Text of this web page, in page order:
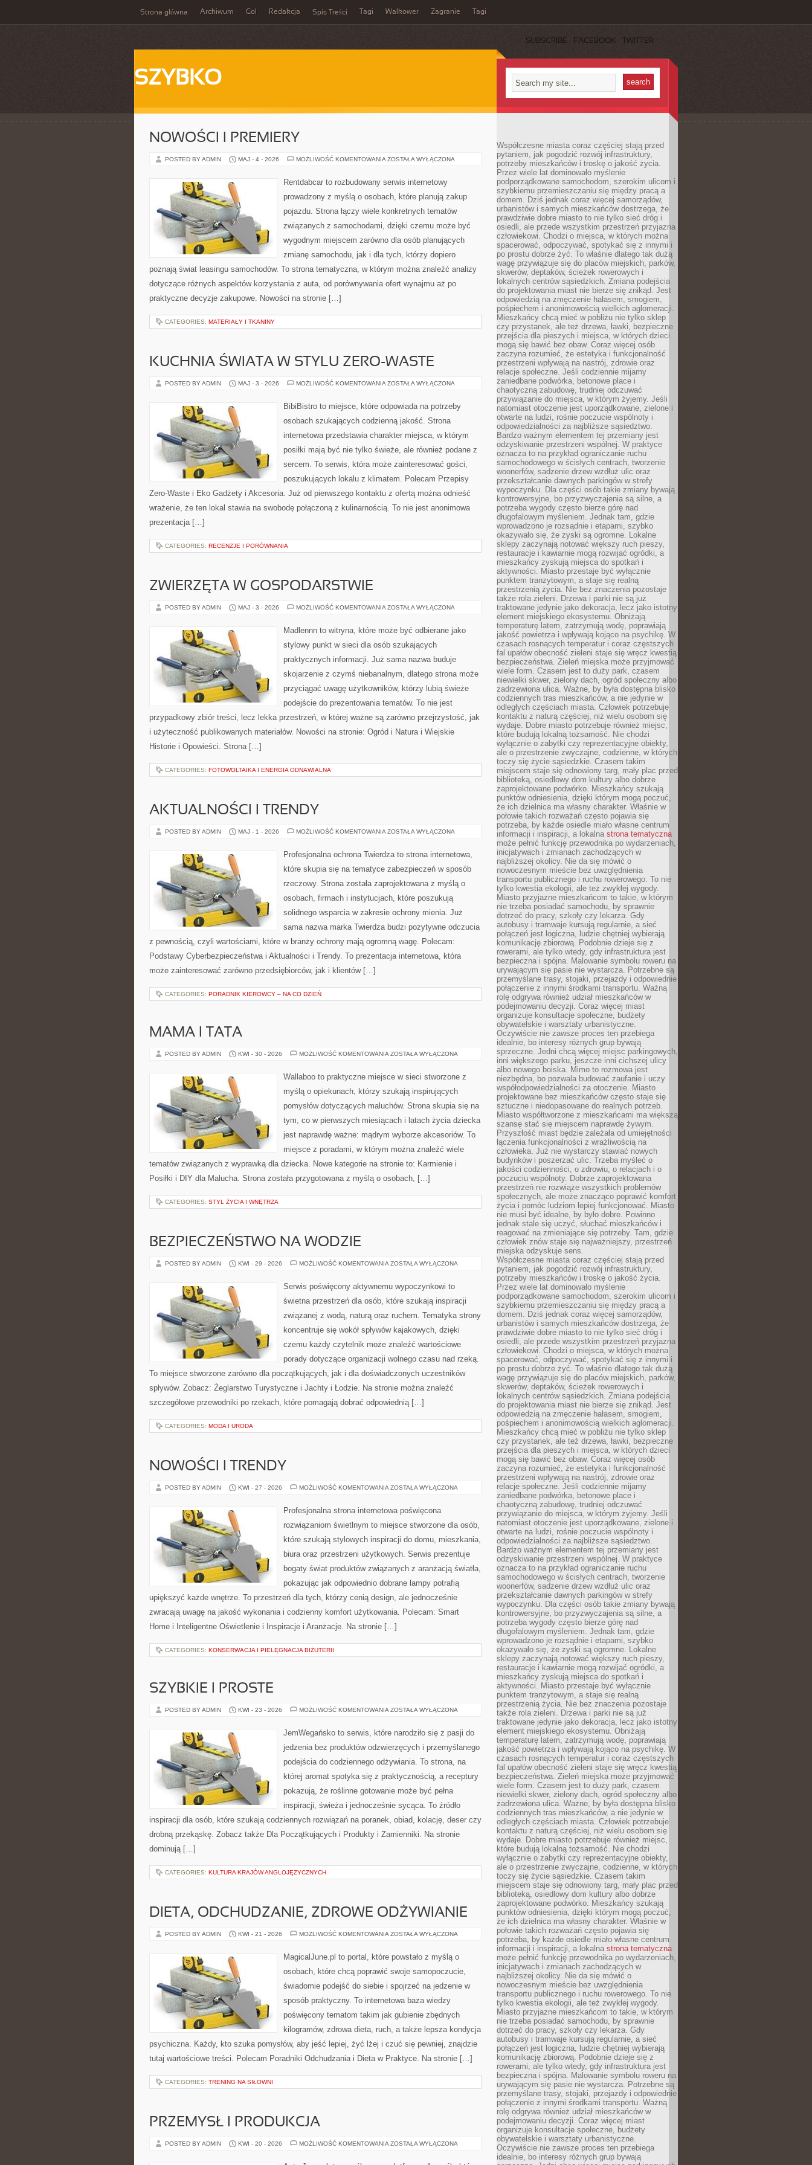
Strona główna Archiwum Gol Redakcja Spis Treści Tagi Walkower Zagranie Tagi
SUBSCRIBE FACEBOOK TWITTER
SZYBKO
NOWOŚCI I PREMIERY
POSTED BY ADMIN MAJ - 4 - 2026 MOŻLIWOŚĆ KOMENTOWANIA NOWOŚCI
ZOSTAŁA WYŁĄCZONA
Rentdabcar to rozbudowany serwis internetowy
prowadzony z myślą o osobach, które planują zakup
pojazdu. Strona łączy wiele konkretnych tematów
związanych z samochodami, dzięki czemu może być
wygodnym miejscem zarówno dla osób planujących
zmianę samochodu, jak i dla tych, którzy dopiero
poznają świat leasingu samochodów. To strona tematyczna, w którym można znaleźć analizy
dotyczące różnych aspektów korzystania z auta, od porównywania ofert wynajmu aż po
praktyczne decyzje zakupowe. Nowości na stronie […]
CATEGORIES: MATERIAŁY I TKANINY
KUCHNIA ŚWIATA W STYLU ZERO-WASTE
POSTED BY ADMIN MAJ - 3 - 2026 MOŻLIWOŚĆ KOMENTOWANIA KUCHNIA
STYLU
ZERO-
ZOSTAŁA WYŁĄCZONA
BibiBistro to miejsce, które odpowiada na potrzeby
osobach szukających codzienną jakość. Strona
internetowa przedstawia charakter miejsca, w którym
posiłki mają być nie tylko świeże, ale również podane z
sercem. To serwis, która może zainteresować gości,
poszukujących lokalu z klimatem. Polecam Przepisy
Zero-Waste i Eko Gadżety i Akcesoria. Już od pierwszego kontaktu z ofertą można odnieść
wrażenie, że ten lokal stawia na swobodę połączoną z kulinarnością. To nie jest anonimowa
prezentacja […]
CATEGORIES: RECENZJE I PORÓWNANIA
ZWIERZĘTA W GOSPODARSTWIE
POSTED BY ADMIN MAJ - 3 - 2026 MOŻLIWOŚĆ KOMENTOWANIA ZWIERZĘTA
ZOSTAŁA WYŁĄCZONA
Madlennn to witryna, które może być odbierane jako
stylowy punkt w sieci dla osób szukających
praktycznych informacji. Już sama nazwa buduje
skojarzenie z czymś niebanalnym, dlatego strona może
przyciągać uwagę użytkowników, którzy lubią świeże
podejście do prezentowania tematów. To nie jest
przypadkowy zbiór treści, lecz lekka przestrzeń, w której ważne są zarówno przejrzystość, jak
i użyteczność publikowanych materiałów. Nowości na stronie: Ogród i Natura i Wiejskie
Historie i Opowieści. Strona […]
CATEGORIES: FOTOWOLTAIKA I ENERGIA ODNAWIALNA
AKTUALNOŚCI I TRENDY
POSTED BY ADMIN MAJ - 1 - 2026 MOŻLIWOŚĆ KOMENTOWANIA AKTUALNOŚCI
ZOSTAŁA WYŁĄCZONA
Profesjonalna ochrona Twierdza to strona internetowa,
które skupia się na tematyce zabezpieczeń w sposób
rzeczowy. Strona została zaprojektowana z myślą o
osobach, firmach i instytucjach, które poszukują
solidnego wsparcia w zakresie ochrony mienia. Już
sama nazwa marka Twierdza budzi pozytywne odczucia
z pewnością, czyli wartościami, które w branży ochrony mają ogromną wagę. Polecam:
Podstawy Cyberbezpieczeństwa i Aktualności i Trendy. To prezentacja internetowa, która
może zainteresować zarówno przedsiębiorców, jak i klientów […]
CATEGORIES: PORADNIK KIEROWCY – NA CO DZIEŃ
MAMA I TATA
POSTED BY ADMIN KWI - 30 - 2026 MOŻLIWOŚĆ KOMENTOWANIA MAMA
ZOSTAŁA WYŁĄCZONA
Wallaboo to praktyczne miejsce w sieci stworzone z
myślą o opiekunach, którzy szukają inspirujących
pomysłów dotyczących maluchów. Strona skupia się na
tym, co w pierwszych miesiącach i latach życia dziecka
jest naprawdę ważne: mądrym wyborze akcesoriów. To
miejsce z poradami, w którym można znaleźć wiele
tematów związanych z wyprawką dla dziecka. Nowe kategorie na stronie to: Karmienie i
Posiłki i DIY dla Malucha. Strona została przygotowana z myślą o osobach, […]
CATEGORIES: STYL ŻYCIA I WNĘTRZA
BEZPIECZEŃSTWO NA WODZIE
POSTED BY ADMIN KWI - 29 - 2026 MOŻLIWOŚĆ KOMENTOWANIA BEZPIECZEŃSTWO
ZOSTAŁA WYŁĄCZONA
Serwis poświęcony aktywnemu wypoczynkowi to
świetna przestrzeń dla osób, które szukają inspiracji
związanej z wodą, naturą oraz ruchem. Tematyka strony
koncentruje się wokół spływów kajakowych, dzięki
czemu każdy czytelnik może znaleźć wartościowe
porady dotyczące organizacji wolnego czasu nad rzeką.
To miejsce stworzone zarówno dla początkujących, jak i dla doświadczonych uczestników
spływów. Zobacz: Żeglarstwo Turystyczne i Jachty i Łodzie. Na stronie można znaleźć
szczegółowe przewodniki po rzekach, które pomagają dobrać odpowiednią […]
CATEGORIES: MODA I URODA
NOWOŚCI I TRENDY
POSTED BY ADMIN KWI - 27 - 2026 MOŻLIWOŚĆ KOMENTOWANIA NOWOŚCI
ZOSTAŁA WYŁĄCZONA
Profesjonalna strona internetowa poświęcona
rozwiązaniom świetlnym to miejsce stworzone dla osób,
które szukają stylowych inspiracji do domu, mieszkania,
biura oraz przestrzeni użytkowych. Serwis prezentuje
bogaty świat produktów związanych z aranżacją światła,
pokazując jak odpowiednio dobrane lampy potrafią
upiększyć każde wnętrze. To przestrzeń dla tych, którzy cenią design, ale jednocześnie
zwracają uwagę na jakość wykonania i codzienny komfort użytkowania. Polecam: Smart
Home i Inteligentne Oświetlenie i Inspiracje i Aranżacje. Na stronie […]
CATEGORIES: KONSERWACJA I PIELĘGNACJA BIŻUTERII
SZYBKIE I PROSTE
POSTED BY ADMIN KWI - 23 - 2026 MOŻLIWOŚĆ KOMENTOWANIA SZYBKIE
ZOSTAŁA WYŁĄCZONA
JemWegańsko to serwis, które narodziło się z pasji do
jedzenia bez produktów odzwierzęcych i przemyślanego
podejścia do codziennego odżywiania. To strona, na
której aromat spotyka się z praktycznością, a receptury
pokazują, że roślinne gotowanie może być pełna
inspiracji, świeża i jednocześnie sycąca. To źródło
inspiracji dla osób, które szukają codziennych rozwiązań na poranek, obiad, kolację, deser czy
drobną przekąskę. Zobacz także Dla Początkujących i Produkty i Zamienniki. Na stronie
dominują […]
CATEGORIES: KULTURA KRAJÓW ANGLOJĘZYCZNYCH
DIETA, ODCHUDZANIE, ZDROWE ODŻYWIANIE
POSTED BY ADMIN KWI - 21 - 2026 MOŻLIWOŚĆ KOMENTOWANIA DIETA,
ODŻYWIANIE
ZOSTAŁA WYŁĄCZONA
MagicalJune.pl to portal, które powstało z myślą o
osobach, które chcą poprawić swoje samopoczucie,
świadomie podejść do siebie i spojrzeć na jedzenie w
sposób praktyczny. To internetowa baza wiedzy
poświęcony tematom takim jak gubienie zbędnych
kilogramów, zdrowa dieta, ruch, a także lepsza kondycja
psychiczna. Każdy, kto szuka pomysłów, aby jeść lepiej, żyć lżej i czuć się pewniej, znajdzie
tutaj wartościowe treści. Polecam Poradniki Odchudzania i Dieta w Praktyce. Na stronie […]
CATEGORIES: TRENING NA SIŁOWNI
PRZEMYSŁ I PRODUKCJA
POSTED BY ADMIN KWI - 20 - 2026 MOŻLIWOŚĆ KOMENTOWANIA PRZEMYSŁ
ZOSTAŁA WYŁĄCZONA
Współczesne miasta coraz częściej stają przed
pytaniem, jak pogodzić rozwój infrastruktury,
potrzeby mieszkańców i troskę o jakość życia.
Przez wiele lat dominowało myślenie
podporządkowane samochodom, szerokim ulicom i
szybkiemu przemieszczaniu się między pracą a
domem. Dziś jednak coraz więcej samorządów,
urbanistów i samych mieszkańców dostrzega, że
prawdziwie dobre miasto to nie tylko sieć dróg i
osiedli, ale przede wszystkim przestrzeń przyjazna
człowiekowi. Chodzi o miejsca, w których można
spacerować, odpoczywać, spotykać się z innymi i
po prostu dobrze żyć. To właśnie dlatego tak dużą
wagę przywiązuje się do placów miejskich, parków,
skwerów, deptaków, ścieżek rowerowych i
lokalnych centrów sąsiedzkich. Zmiana podejścia
do projektowania miast nie bierze się znikąd. Jest
odpowiedzią na zmęczenie hałasem, smogiem,
pośpiechem i anonimowością wielkich aglomeracji.
Mieszkańcy chcą mieć w pobliżu nie tylko sklep
czy przystanek, ale też drzewa, ławki, bezpieczne
przejścia dla pieszych i miejsca, w których dzieci
mogą się bawić bez obaw. Coraz więcej osób
zaczyna rozumieć, że estetyka i funkcjonalność
przestrzeni wpływają na nastrój, zdrowie oraz
relacje społeczne. Jeśli codziennie mijamy
zaniedbane podwórka, betonowe place i
chaotyczną zabudowę, trudniej odczuwać
przywiązanie do miejsca, w którym żyjemy. Jeśli
natomiast otoczenie jest uporządkowane, zielone i
otwarte na ludzi, rośnie poczucie wspólnoty i
odpowiedzialności za najbliższe sąsiedztwo.
Bardzo ważnym elementem tej przemiany jest
odzyskiwanie przestrzeni wspólnej. W praktyce
oznacza to na przykład ograniczanie ruchu
samochodowego w ścisłych centrach, tworzenie
woonerfów, sadzenie drzew wzdłuż ulic oraz
przekształcanie dawnych parkingów w strefy
wypoczynku. Dla części osób takie zmiany bywają
kontrowersyjne, bo przyzwyczajenia są silne, a
potrzeba wygody często bierze górę nad
długofalowym myśleniem. Jednak tam, gdzie
wprowadzono je rozsądnie i etapami, szybko
okazywało się, że zyski są ogromne. Lokalne
sklepy zaczynają notować większy ruch pieszy,
restauracje i kawiarnie mogą rozwijać ogródki, a
mieszkańcy zyskują miejsca do spotkań i
aktywności. Miasto przestaje być wyłącznie
punktem tranzytowym, a staje się realną
przestrzenią życia. Nie bez znaczenia pozostaje
także rola zieleni. Drzewa i parki nie są już
traktowane jedynie jako dekoracja, lecz jako istotny
element miejskiego ekosystemu. Obniżają
temperaturę latem, zatrzymują wodę, poprawiają
jakość powietrza i wpływają kojąco na psychikę. W
czasach rosnących temperatur i coraz częstszych
fal upałów obecność zieleni staje się wręcz kwestią
bezpieczeństwa. Zieleń miejska może przyjmować
wiele form. Czasem jest to duży park, czasem
niewielki skwer, zielony dach, ogród społeczny albo
zadrzewiona ulica. Ważne, by była dostępna blisko
codziennych tras mieszkańców, a nie jedynie w
odległych częściach miasta. Człowiek potrzebuje
kontaktu z naturą częściej, niż wielu osobom się
wydaje. Dobre miasto potrzebuje również miejsc,
które budują lokalną tożsamość. Nie chodzi
wyłącznie o zabytki czy reprezentacyjne obiekty,
ale o przestrzenie zwyczajne, codzienne, w których
toczy się życie sąsiedzkie. Czasem takim
miejscem staje się odnowiony targ, mały plac przed
biblioteką, osiedlowy dom kultury albo dobrze
zaprojektowane podwórko. Mieszkańcy szukają
punktów odniesienia, dzięki którym mogą poczuć,
że ich dzielnica ma własny charakter. Właśnie w
połowie takich rozważań często pojawia się
potrzeba, by każde osiedle miało własne centrum
informacji i inspiracji, a lokalna strona tematyczna
może pełnić funkcję przewodnika po wydarzeniach,
inicjatywach i zmianach zachodzących w
najbliższej okolicy. Nie da się mówić o
nowoczesnym mieście bez uwzględnienia
transportu publicznego i ruchu rowerowego. To nie
tylko kwestia ekologii, ale też zwykłej wygody.
Miasto przyjazne mieszkańcom to takie, w którym
nie trzeba posiadać samochodu, by sprawnie
dotrzeć do pracy, szkoły czy lekarza. Gdy
autobusy i tramwaje kursują regularnie, a sieć
połączeń jest logiczna, ludzie chętniej wybierają
komunikację zbiorową. Podobnie dzieje się z
rowerami, ale tylko wtedy, gdy infrastruktura jest
bezpieczna i spójna. Malowanie symbolu roweru na
urywającym się pasie nie wystarcza. Potrzebne są
przemyślane trasy, stojaki, przejazdy i odpowiednie
połączenie z innymi środkami transportu. Ważną
rolę odgrywa również udział mieszkańców w
podejmowaniu decyzji. Coraz więcej miast
organizuje konsultacje społeczne, budżety
obywatelskie i warsztaty urbanistyczne.
Oczywiście nie zawsze proces ten przebiega
idealnie, bo interesy różnych grup bywają
sprzeczne. Jedni chcą więcej miejsc parkingowych,
inni większego parku, jeszcze inni cichszej ulicy
albo nowego boiska. Mimo to rozmowa jest
niezbędna, bo pozwala budować zaufanie i uczy
współodpowiedzialności za otoczenie. Miasto
projektowane bez mieszkańców często staje się
sztuczne i niedopasowane do realnych potrzeb.
Miasto współtworzone z mieszkańcami ma większą
szansę stać się miejscem naprawdę żywym.
Przyszłość miast będzie zależała od umiejętności
łączenia funkcjonalności z wrażliwością na
człowieka. Już nie wystarczy stawiać nowych
budynków i poszerzać ulic. Trzeba myśleć o
jakości codzienności, o zdrowiu, o relacjach i o
poczuciu wspólnoty. Dobrze zaprojektowana
przestrzeń nie rozwiąże wszystkich problemów
społecznych, ale może znacząco poprawić komfort
życia i pomóc ludziom lepiej funkcjonować. Miasto
nie musi być idealne, by było dobre. Powinno
jednak stale się uczyć, słuchać mieszkańców i
reagować na zmieniające się potrzeby. Tam, gdzie
człowiek znów staje się najważniejszy, przestrzeń
miejska odzyskuje sens.
Współczesne miasta coraz częściej stają przed
pytaniem, jak pogodzić rozwój infrastruktury,
potrzeby mieszkańców i troskę o jakość życia.
Przez wiele lat dominowało myślenie
podporządkowane samochodom, szerokim ulicom i
szybkiemu przemieszczaniu się między pracą a
domem. Dziś jednak coraz więcej samorządów,
urbanistów i samych mieszkańców dostrzega, że
prawdziwie dobre miasto to nie tylko sieć dróg i
osiedli, ale przede wszystkim przestrzeń przyjazna
człowiekowi. Chodzi o miejsca, w których można
spacerować, odpoczywać, spotykać się z innymi i
po prostu dobrze żyć. To właśnie dlatego tak dużą
wagę przywiązuje się do placów miejskich, parków,
skwerów, deptaków, ścieżek rowerowych i
lokalnych centrów sąsiedzkich. Zmiana podejścia
do projektowania miast nie bierze się znikąd. Jest
odpowiedzią na zmęczenie hałasem, smogiem,
pośpiechem i anonimowością wielkich aglomeracji.
Mieszkańcy chcą mieć w pobliżu nie tylko sklep
czy przystanek, ale też drzewa, ławki, bezpieczne
przejścia dla pieszych i miejsca, w których dzieci
mogą się bawić bez obaw. Coraz więcej osób
zaczyna rozumieć, że estetyka i funkcjonalność
przestrzeni wpływają na nastrój, zdrowie oraz
relacje społeczne. Jeśli codziennie mijamy
zaniedbane podwórka, betonowe place i
chaotyczną zabudowę, trudniej odczuwać
przywiązanie do miejsca, w którym żyjemy. Jeśli
natomiast otoczenie jest uporządkowane, zielone i
otwarte na ludzi, rośnie poczucie wspólnoty i
odpowiedzialności za najbliższe sąsiedztwo.
Bardzo ważnym elementem tej przemiany jest
odzyskiwanie przestrzeni wspólnej. W praktyce
oznacza to na przykład ograniczanie ruchu
samochodowego w ścisłych centrach, tworzenie
woonerfów, sadzenie drzew wzdłuż ulic oraz
przekształcanie dawnych parkingów w strefy
wypoczynku. Dla części osób takie zmiany bywają
kontrowersyjne, bo przyzwyczajenia są silne, a
potrzeba wygody często bierze górę nad
długofalowym myśleniem. Jednak tam, gdzie
wprowadzono je rozsądnie i etapami, szybko
okazywało się, że zyski są ogromne. Lokalne
sklepy zaczynają notować większy ruch pieszy,
restauracje i kawiarnie mogą rozwijać ogródki, a
mieszkańcy zyskują miejsca do spotkań i
aktywności. Miasto przestaje być wyłącznie
punktem tranzytowym, a staje się realną
przestrzenią życia. Nie bez znaczenia pozostaje
także rola zieleni. Drzewa i parki nie są już
traktowane jedynie jako dekoracja, lecz jako istotny
element miejskiego ekosystemu. Obniżają
temperaturę latem, zatrzymują wodę, poprawiają
jakość powietrza i wpływają kojąco na psychikę. W
czasach rosnących temperatur i coraz częstszych
fal upałów obecność zieleni staje się wręcz kwestią
bezpieczeństwa. Zieleń miejska może przyjmować
wiele form. Czasem jest to duży park, czasem
niewielki skwer, zielony dach, ogród społeczny albo
zadrzewiona ulica. Ważne, by była dostępna blisko
codziennych tras mieszkańców, a nie jedynie w
odległych częściach miasta. Człowiek potrzebuje
kontaktu z naturą częściej, niż wielu osobom się
wydaje. Dobre miasto potrzebuje również miejsc,
które budują lokalną tożsamość. Nie chodzi
wyłącznie o zabytki czy reprezentacyjne obiekty,
ale o przestrzenie zwyczajne, codzienne, w których
toczy się życie sąsiedzkie. Czasem takim
miejscem staje się odnowiony targ, mały plac przed
biblioteką, osiedlowy dom kultury albo dobrze
zaprojektowane podwórko. Mieszkańcy szukają
punktów odniesienia, dzięki którym mogą poczuć,
że ich dzielnica ma własny charakter. Właśnie w
połowie takich rozważań często pojawia się
potrzeba, by każde osiedle miało własne centrum
informacji i inspiracji, a lokalna strona tematyczna
może pełnić funkcję przewodnika po wydarzeniach,
inicjatywach i zmianach zachodzących w
najbliższej okolicy. Nie da się mówić o
nowoczesnym mieście bez uwzględnienia
transportu publicznego i ruchu rowerowego. To nie
tylko kwestia ekologii, ale też zwykłej wygody.
Miasto przyjazne mieszkańcom to takie, w którym
nie trzeba posiadać samochodu, by sprawnie
dotrzeć do pracy, szkoły czy lekarza. Gdy
autobusy i tramwaje kursują regularnie, a sieć
połączeń jest logiczna, ludzie chętniej wybierają
komunikację zbiorową. Podobnie dzieje się z
rowerami, ale tylko wtedy, gdy infrastruktura jest
bezpieczna i spójna. Malowanie symbolu roweru na
urywającym się pasie nie wystarcza. Potrzebne są
przemyślane trasy, stojaki, przejazdy i odpowiednie
połączenie z innymi środkami transportu. Ważną
rolę odgrywa również udział mieszkańców w
podejmowaniu decyzji. Coraz więcej miast
organizuje konsultacje społeczne, budżety
obywatelskie i warsztaty urbanistyczne.
Oczywiście nie zawsze proces ten przebiega
idealnie, bo interesy różnych grup bywają